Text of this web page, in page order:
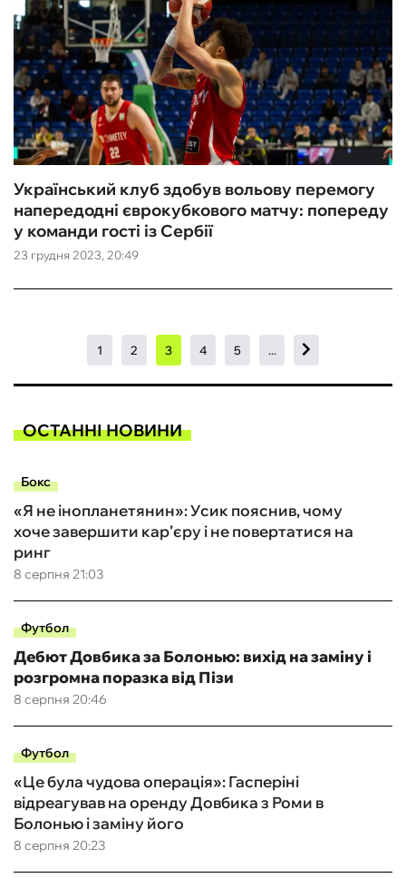
23 грудня 2023, 20:49
Український клуб здобув вольову перемогу
напередодні єврокубкового матчу: попереду
у команди гості із Сербії
1 2 3 4 5 ...
ОСТАННІ НОВИНИ
Бокс
8 серпня 21:03
«Я не інопланетянин»: Усик пояснив, чому
хоче завершити кар’єру і не повертатися на
ринг
Футбол
8 серпня 20:46
Дебют Довбика за Болонью: вихід на заміну і
розгромна поразка від Пізи
Футбол
8 серпня 20:23
«Це була чудова операція»: Гасперіні
відреагував на оренду Довбика з Роми в
Болонью і заміну його